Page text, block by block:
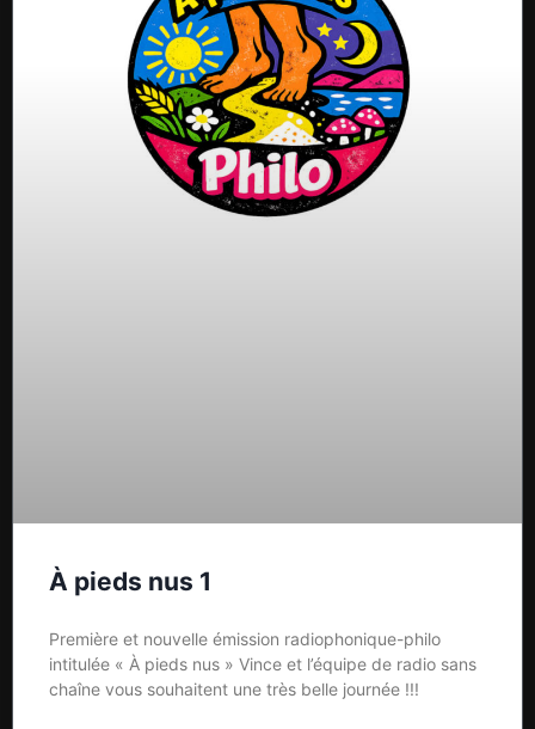
À pieds nus 1
Première et nouvelle émission radiophonique-philo
intitulée « À pieds nus » Vince et l’équipe de radio sans
chaîne vous souhaitent une très belle journée !!!